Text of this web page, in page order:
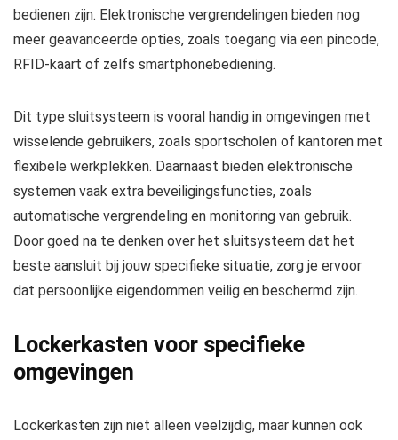
bedienen zijn. Elektronische vergrendelingen bieden nog
meer geavanceerde opties, zoals toegang via een pincode,
RFID-kaart of zelfs smartphonebediening.
Dit type sluitsysteem is vooral handig in omgevingen met
wisselende gebruikers, zoals sportscholen of kantoren met
flexibele werkplekken. Daarnaast bieden elektronische
systemen vaak extra beveiligingsfuncties, zoals
automatische vergrendeling en monitoring van gebruik.
Door goed na te denken over het sluitsysteem dat het
beste aansluit bij jouw specifieke situatie, zorg je ervoor
dat persoonlijke eigendommen veilig en beschermd zijn.
Lockerkasten voor specifieke
omgevingen
Lockerkasten zijn niet alleen veelzijdig, maar kunnen ook